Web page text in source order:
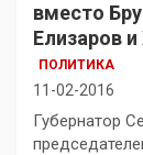
вместо
Елизаров
ПОЛИТИКА
11-02-2016
Губернатор